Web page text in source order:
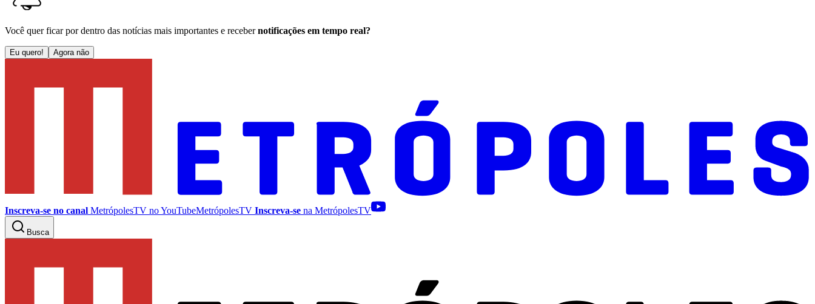
Você quer ficar por dentro das notícias mais importantes e receber notificações em tempo real?
Eu quero! Agora não
Inscreva-se no canal MetrópolesTV noYouTubeMetrópolesTV Inscreva-se na MetrópolesTV
Busca